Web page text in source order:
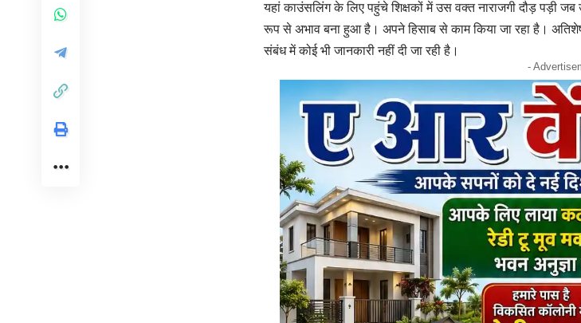
यहां काउंसलिंग के लिए पहुंचे शिक्षकों में उस वक्त नाराजगी दौड़ पड़ी जब
रूप से अभाव बना हुआ है। अपने हिसाब से काम किया जा रहा है। अतिशेष
संबंध में कोई भी जानकारी नहीं दी जा रही है।
-